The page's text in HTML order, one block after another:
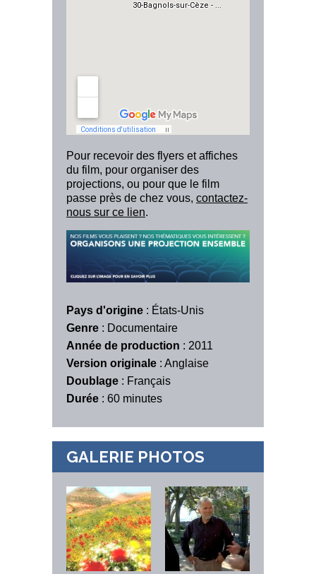
Pour recevoir des flyers et affiches
du film, pour organiser des
projections, ou pour que le film
passe près de chez vous, contactez-
nous sur ce lien.
Pays d'origine : États-Unis
Genre : Documentaire
Année de production : 2011
Version originale : Anglaise
Doublage : Français
Durée : 60 minutes
GALERIE PHOTOS